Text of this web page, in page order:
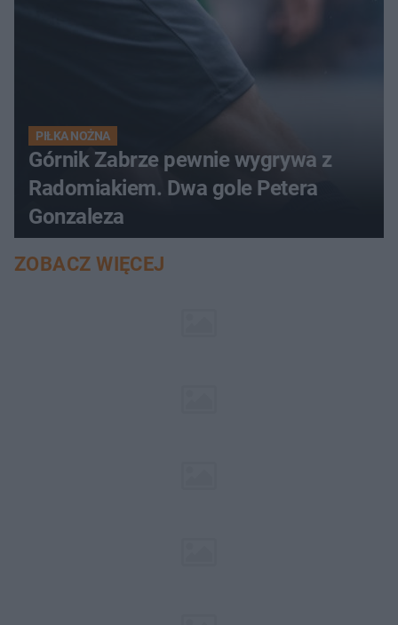
PIŁKA NOŻNA
Górnik Zabrze pewnie wygrywa z
Radomiakiem. Dwa gole Petera
Gonzaleza
ZOBACZ WIĘCEJ